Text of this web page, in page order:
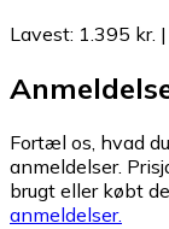
Lavest: 1.395 kr. |
Fortæl os, hvad
anmeldelser.
brugt eller købt
anmeldelser.